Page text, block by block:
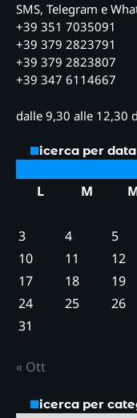
SMS, Telegram e
+39 351 7035091
+39 379 2823791
+39 379 2823807
+39 347 6114667
dalle 9,30 alle 12,30
Ricerca per data
L
M
3
4 5
10
11 12
17
18 19
24
25 26
31
« Ott
Ricerca per